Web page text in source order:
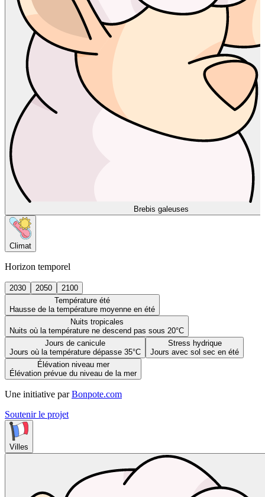
Brebis galeuses
Climat
Horizon temporel
2030 2050
2100
Température été
Hausse de la température moyenne en été
Nuits tropicales
Nuits où la température ne descend pas sous 20°C
Jours de canicule
Jours où la température dépasse 35°C
Stress hydrique
Jours avec sol sec en été
Élévation niveau mer
Élévation prévue du niveau de la mer
Une initiative par Bonpote.com
Soutenir le projet
Villes